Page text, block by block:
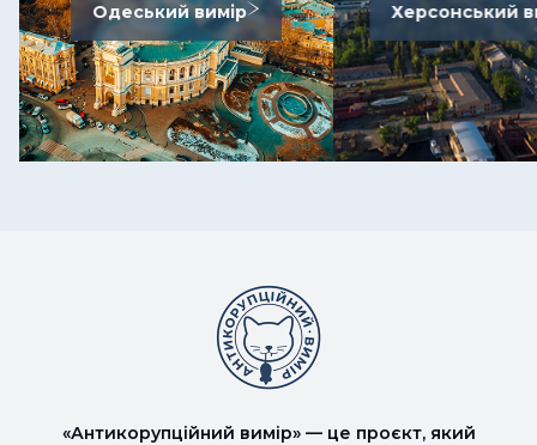
Одеський вимір Херсонський
«Антикорупційний вимір» — це проєкт, який